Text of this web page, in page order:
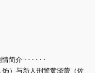
介 · · · · · ·
）与新人刑警黄泽蕾（佐